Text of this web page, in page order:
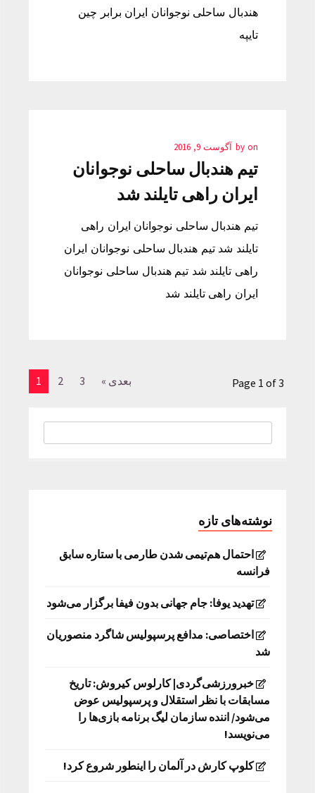
هندبال ساحلی نوجوانان ایران برابر چین
تایپه
by on آگوست 9, 2016
تیم هندبال ساحلی نوجوانان
ایران راهی تایلند شد
تیم هندبال ساحلی نوجوانان ایران راهی
تایلند شد تیم هندبال ساحلی نوجوانان ایران
راهی تایلند شد تیم هندبال ساحلی نوجوانان
ایران راهی تایلند شد
1 2 3 بعدی » Page 1 of 3
نوشته‌های تازه
احتمال هم‌تیمی شدن طارمی با ستاره سابق
فرانسه
تهدید یوفا: جام جهانی بدون فیفا برگزار می‌شود
اختصاصی: مدافع پرسپولیس شاگرد منصوریان
شد
خبرورزشی‌گردی| کارلوس کیروش: تاریخ
مسابقات با نظر استقلال و پرسپولیس عوض
می‌شود/ اننده سازمان لیگ برنامه بازی‌ها را
می‌نویسد!
کلوپ کارش در آلمان را اینطور شروع کرد!